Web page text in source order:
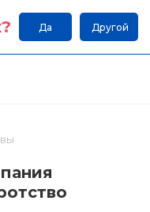
? Да Другой